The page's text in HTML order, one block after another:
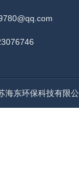
海东环保科技有限